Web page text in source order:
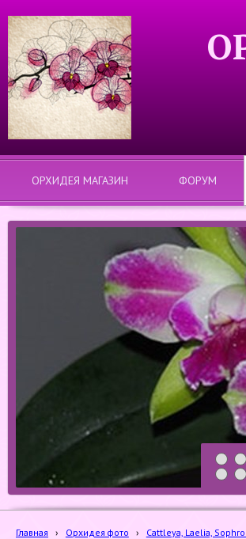
ОРХИДЕЯ МАГАЗИН ФОРУМ
1 2
19 20
Главная › Орхидея фото › Cattleya, Laelia,